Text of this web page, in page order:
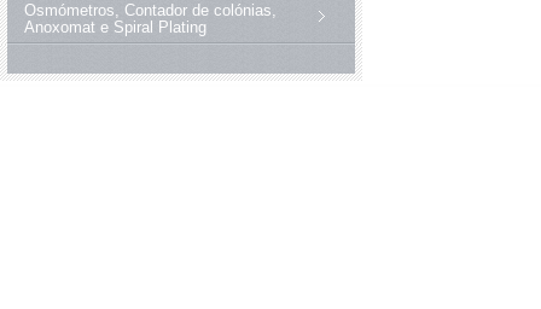
Osmómetros, Contador de colónias,
Anoxomat e Spiral Plating